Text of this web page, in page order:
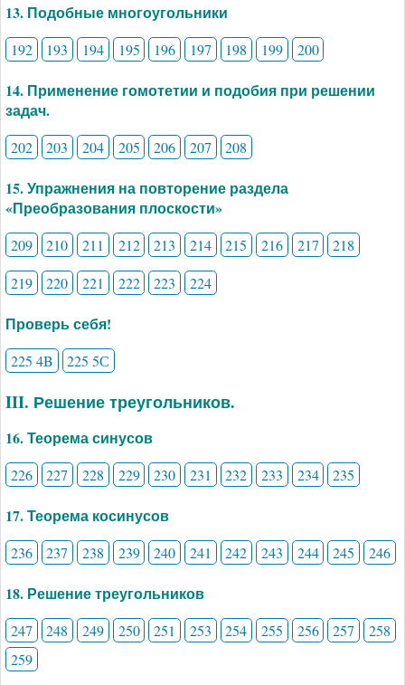
13. Подобные многоугольники
192 193 194 195 196 197 198 199 200
14. Применение гомотетии и подобия при решении
задач.
202 203 204 205 206 207 208
15. Упражнения на повторение раздела
«Преобразования плоскости»
209 210 211 212 213 214 215 216 217
218
219
220 221 222 223 224
Проверь себя!
225 4B 225 5С
III. Решение треугольников.
16. Теорема синусов
226 227 228 229 230 231 232 233 234 235
17. Теорема косинусов
236 237 238 239 240 241 242 243 244 245 246
18. Решение треугольников
247 248 249 250 251 253 254 255 256 257
258
259